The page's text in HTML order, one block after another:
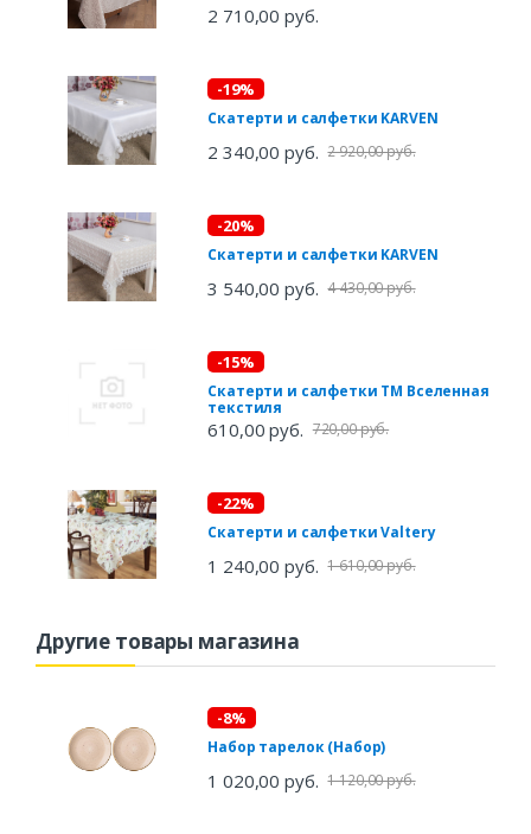
2 710,00 руб.
-19%
Скатерти и салфетки KARVEN
2 340,00 руб. 2 920,00 руб.
-20%
Скатерти и салфетки KARVEN
3 540,00 руб. 4 430,00 руб.
-15%
Скатерти и салфетки ТМ Вселенная
текстиля
610,00 руб. 720,00 руб.
-22%
Скатерти и салфетки Valtery
1 240,00 руб. 1 610,00 руб.
Другие товары магазина
-8%
Набор тарелок (Набор)
1 020,00 руб. 1 120,00 руб.